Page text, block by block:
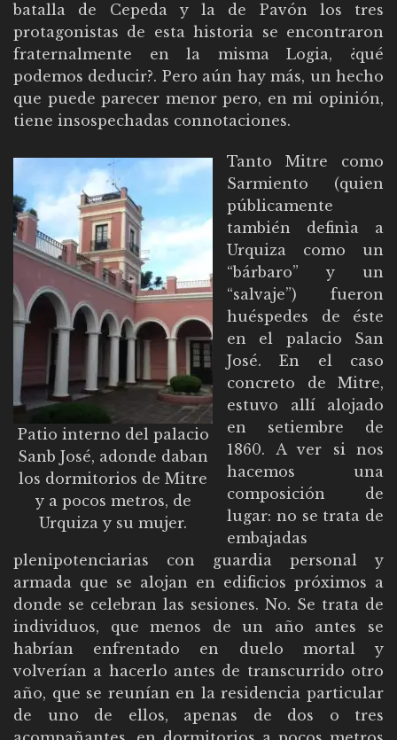
batalla de Cepeda y la de Pavón los tres
protagonistas de esta historia se encontraron
fraternalmente en la misma Logia, ¿qué
podemos deducir?. Pero aún hay más, un hecho
que puede parecer menor pero, en mi opinión,
tiene insospechadas connotaciones.
Patio interno del palacio
Sanb José, adonde daban
los dormitorios de Mitre
y a pocos metros, de
Urquiza y su mujer.
Tanto Mitre como
Sarmiento (quien
públicamente
también definìa a
Urquiza como un
“bárbaro” y un
“salvaje”) fueron
huéspedes de éste
en el palacio San
José. En el caso
concreto de Mitre,
estuvo allí alojado
en setiembre de
1860. A ver si nos
hacemos una
composición de
lugar: no se trata de
embajadas
plenipotenciarias con guardia personal y
armada que se alojan en edificios próximos a
donde se celebran las sesiones. No. Se trata de
individuos, que menos de un año antes se
habrían enfrentado en duelo mortal y
volverían a hacerlo antes de transcurrido otro
año, que se reunían en la residencia particular
de uno de ellos, apenas de dos o tres